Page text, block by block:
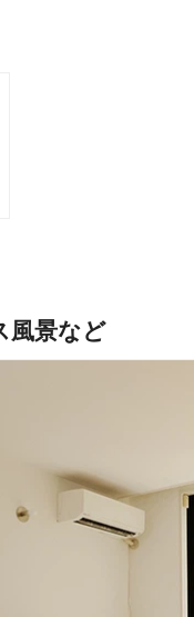
風景など